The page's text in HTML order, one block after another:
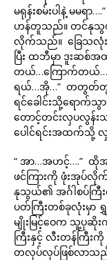
မရုန်းစမ်းပါနဲ့ မမရ
ဟန်တူသည်။ တင်နု
လိုက်သည်။ ခြေသလုံး
ပြီး ထဘီမှာ ဒူးဆ
တယ်…ကြောက်တယ်….ဟ
ရယ်…အို…” တတွတ်တွ
ရင်ခေါင်းသို့ရောက်သွာ
တောင့်တင်းလှပလွန်
ပေါင်ရင်းအထက်သို့
“ အာ…အဟင့်….”
ဖင်ကြားကို ဖုံးအုပ်
နုသွယ်၏ အင်္ဂါစပ်ကြီး
ပတ်ကြီးတစ်ခုလုံးမှာ
မျိုးမြင့်ဝေက သူ့ပု
ကြီးနှင့် လီးတန်ကြီ
တလှပ်လှပ်ဖြစ်လာသ